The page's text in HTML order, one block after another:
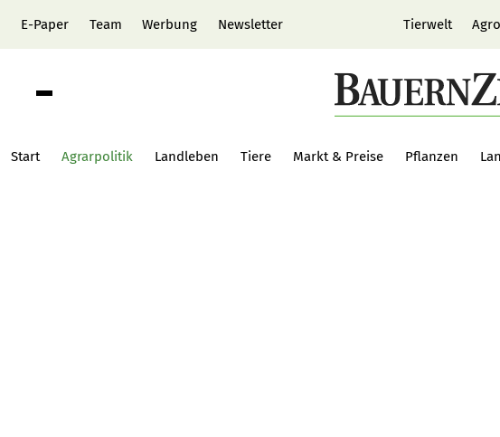
E-Paper Team Werbung Newsletter Tierwelt
Start Agrarpolitik Landleben Tiere Markt & Preise Pflanzen